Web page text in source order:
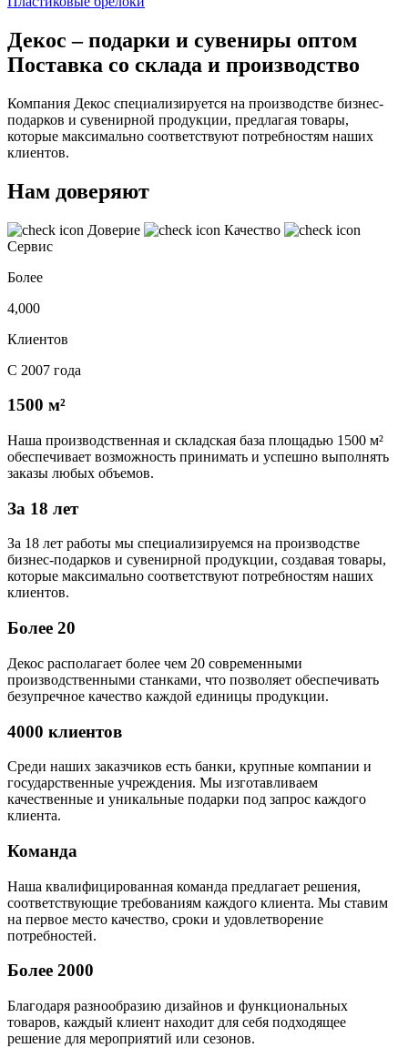
Декос – подарки и сувениры оптом
Поставка со склада и производство
Компания Декос специализируется на производстве бизнес-
подарков и сувенирной продукции, предлагая товары,
которые максимально соответствуют потребностям наших
клиентов.
Нам доверяют
Доверие
Качество
Сервис
Более
4,000
Клиентов
С 2007 года
1500 м²
Наша производственная и складская база площадью 1500 м²
обеспечивает возможность принимать и успешно выполнять
заказы любых объемов.
За 18 лет
За 18 лет работы мы специализируемся на производстве
бизнес-подарков и сувенирной продукции, создавая товары,
которые максимально соответствуют потребностям наших
клиентов.
Более 20
Декос располагает более чем 20 современными
производственными станками, что позволяет обеспечивать
безупречное качество каждой единицы продукции.
4000 клиентов
Среди наших заказчиков есть банки, крупные компании и
государственные учреждения. Мы изготавливаем
качественные и уникальные подарки под запрос каждого
клиента.
Команда
Наша квалифицированная команда предлагает решения,
соответствующие требованиям каждого клиента. Мы ставим
на первое место качество, сроки и удовлетворение
потребностей.
Более 2000
Благодаря разнообразию дизайнов и функциональных
товаров, каждый клиент находит для себя подходящее
решение для мероприятий или сезонов.